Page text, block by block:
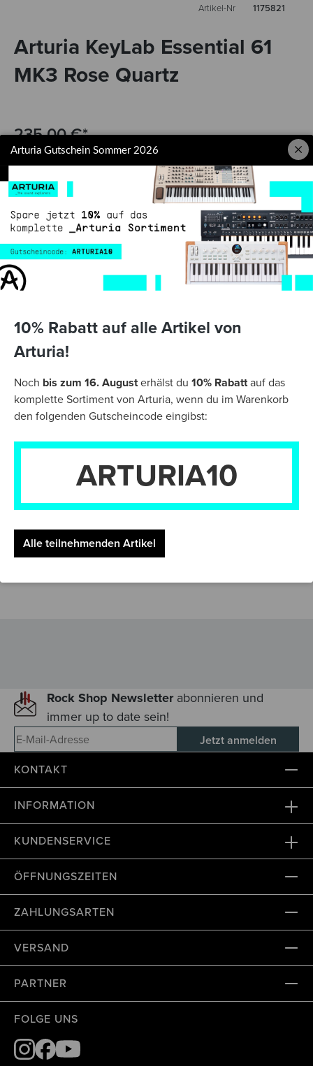
Artikel-Nr 1175821
Arturia KeyLab Essential 61
MK3 Rose Quartz
235,00 €*
Preise inkl. MwSt. zzgl. Versandkosten
finanzieren.
Weitere Informationen
Woanders günstiger?
In den Warenkorb
BESCHREIBUNG
KeyLab Essential bringt Integration in die
Skripte für Ableton Live Lite, Lo…Mehr
HERSTELLER
SICHERHEITS- & WARNHINWEISE
BEWERTUNGEN
Rock Shop Newsletterabonnieren und
immer up to date sein!
E-Mail-Adresse
KONTAKT
INFORMATION
KUNDENSERVICE
ÖFFNUNGSZEITEN
ZAHLUNGSARTEN
VERSAND
PARTNER
FOLGE UNS
Arturia Gutschein Sommer 2026
10% Rabatt auf alle Artikel von
Arturia!
Noch bis zum 16. Augusterhälst du 10% Rabattauf das
komplette Sortiment von Arturia, wenn du im Warenkorb
den folgenden Gutscheincode eingibst:
ARTURIA10
Alle teilnehmenden Artikel